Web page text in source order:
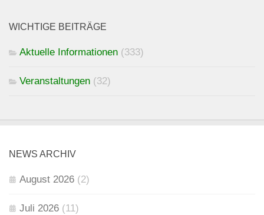
WICHTIGE BEITRÄGE
Aktuelle Informationen (333)
Veranstaltungen (32)
NEWS ARCHIV
August 2026 (2)
Juli 2026 (11)